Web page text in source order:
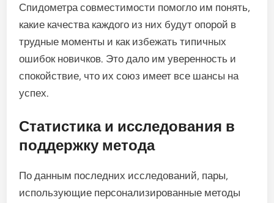
Спидометра совместимости помогло им понять,
какие качества каждого из них будут опорой в
трудные моменты и как избежать типичных
ошибок новичков. Это дало им уверенность и
спокойствие, что их союз имеет все шансы на
успех.
Статистика и исследования в
поддержку метода
По данным последних исследований, пары,
использующие персонализированные методы